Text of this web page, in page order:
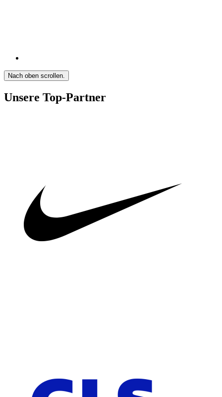
Nach oben scrollen.
Unsere Top-Partner